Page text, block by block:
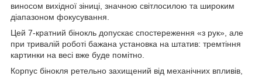
виносом вихідної зіниці, значною світлосилою та широким
діапазоном фокусування.
Цей 7-кратний бінокль допускає спостереження «з рук», але
при тривалій роботі бажана установка на штатив: тремтіння
картинки на весі вже буде помітно.
Корпус бінокля ретельно захищений від механічних впливів,